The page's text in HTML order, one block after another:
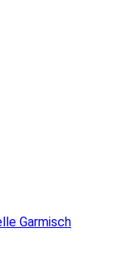
Garmisch